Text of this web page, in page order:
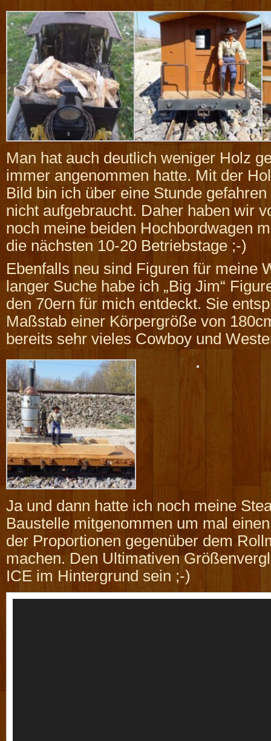
Man hat auch deutlich weniger Holz
immer angenommen hatte. Mit der
Bild bin ich über eine Stunde
nicht aufgebraucht. Daher haben wir
noch meine beiden Hochbordwagen
die nächsten 10-20 Betriebstage ;-)
Ebenfalls neu sind Figuren für meine
langer Suche habe ich „Big Jim“
den 70ern für mich entdeckt. Sie
Maßstab einer Körpergröße von
bereits sehr vieles Cowboy und
Ja und dann hatte ich noch meine
Baustelle mitgenommen um mal
der Proportionen gegenüber dem
machen. Den Ultimativen
ICE im Hintergrund sein ;-)